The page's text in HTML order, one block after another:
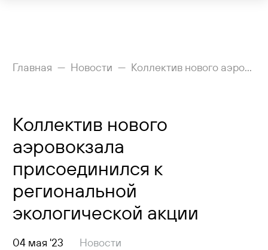
Рейсы
Прилетающим
Услуги
Как добраться
Аэропорт
Пресс-центр
Главная Новости Коллектив нового аэровокзала присоединился к региональной экологической акции
Коллектив нового
аэровокзала
присоединился к
региональной
экологической акции
04 мая '23 Новости